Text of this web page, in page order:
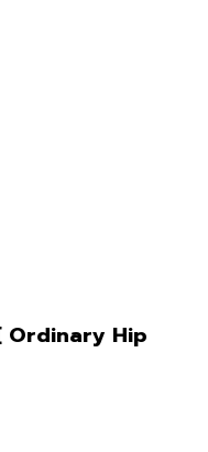
Ordinary Hip